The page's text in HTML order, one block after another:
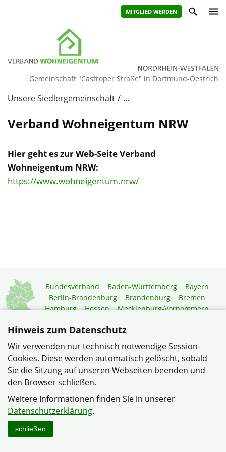
MITGLIED WERDEN
Gemeinschaft "Castroper Straße" in Dortmund-Oestrich
Unsere Siedlergemeinschaft …
Verband Wohneigentum NRW
Hier geht es zur Web-Seite Verband
Wohneigentum NRW:
https://www.wohneigentum.nrw/
Bundesverband Baden-Württemberg
Bayern
Berlin-Brandenburg
Brandenburg
Bremen
Hamburg
Hessen
Mecklenburg-Vorpommern
Rheinland-Pfalz
Saarland
Sachsen-Anhalt
Schleswig-Holstein
Thüringen
Mitgliedermagazin
Gartenberatung
Verband Wohneigentum NRW
Datenschutzerklärung
Hinweis zum Datenschutz
Wir verwenden nur technisch notwendige Session-
Cookies. Diese werden automatisch gelöscht, sobald
Sie die Sitzung auf unseren Webseiten beenden und
den Browser schließen.
Weitere Informationen finden Sie in unserer
Datenschutzerklärung.
schließen